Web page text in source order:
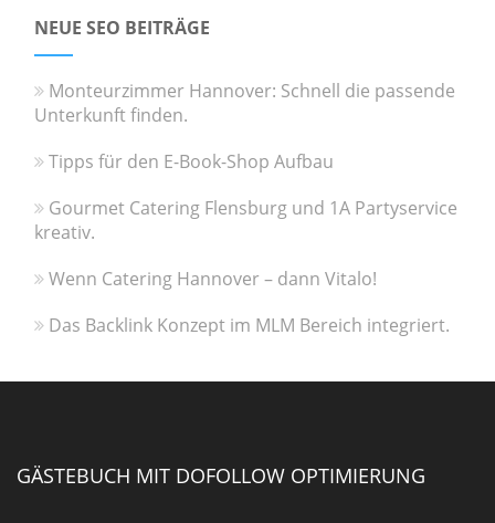
NEUE SEO BEITRÄGE
Monteurzimmer Hannover: Schnell die passende
Unterkunft finden.
Tipps für den E-Book-Shop Aufbau
Gourmet Catering Flensburg und 1A Partyservice
kreativ.
Wenn Catering Hannover – dann Vitalo!
Das Backlink Konzept im MLM Bereich integriert.
GÄSTEBUCH MIT DOFOLLOW OPTIMIERUNG